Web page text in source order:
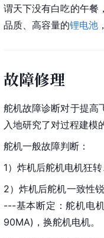
谓天下没有白吃的午餐
品质、高容量的锂电池
故障修理
舵机故障诊断对于提高
入地研究了对过程建模
舵机一般故障判断：
1）炸机后舵机电机狂
2）炸机后舵机一致性
---基本断定：舵机电
90MA)，换舵机电机。